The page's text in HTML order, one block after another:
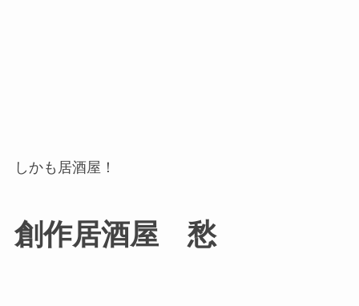
しかも居酒屋！
創作居酒屋 愁